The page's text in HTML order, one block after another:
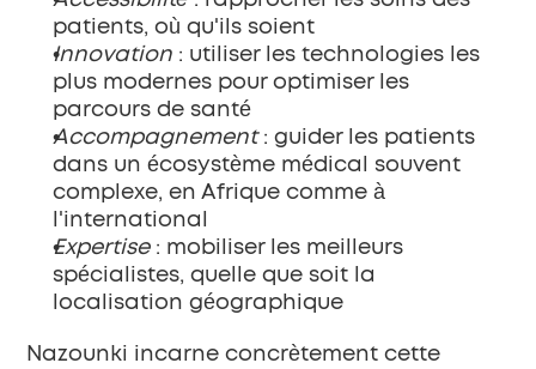
patients, où qu'ils soient
Innovation : utiliser les technologies les
plus modernes pour optimiser les
parcours de santé
Accompagnement : guider les patients
dans un écosystème médical souvent
complexe, en Afrique comme à
l'international
Expertise : mobiliser les meilleurs
spécialistes, quelle que soit la
localisation géographique
Nazounki incarne concrètement cette